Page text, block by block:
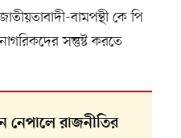
বামপন্থী কে পি
সন্তুষ্ট করতে
নেপালে রাজনীতির